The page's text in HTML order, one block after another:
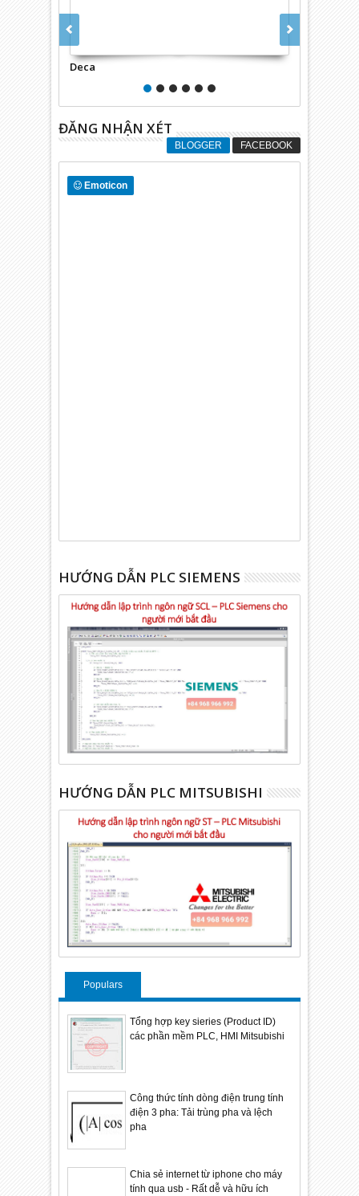
Deca
ĐĂNG NHẬN XÉT
BLOGGER FACEBOOK
Emoticon
HƯỚNG DẪN PLC SIEMENS
HƯỚNG DẪN PLC MITSUBISHI
Populars
Tổng hợp key sieries (Product ID)
các phần mềm PLC, HMI Mitsubishi
Công thức tính dòng điện trung tính
điện 3 pha: Tải trùng pha và lệch
pha
Chia sẻ internet từ iphone cho máy
tính qua usb - Rất dễ và hữu ích